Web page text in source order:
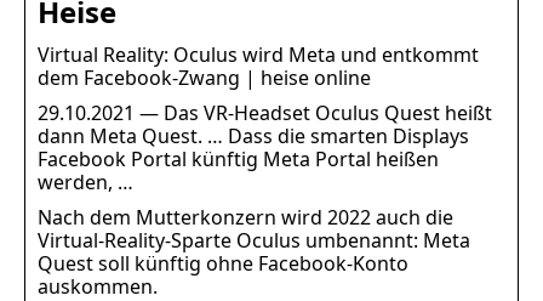
Heise
Virtual Reality: Oculus wird Meta und entkommt
dem Facebook-Zwang | heise online
29.10.2021 — Das VR-Headset Oculus Quest heißt
dann Meta Quest. … Dass die smarten Displays
Facebook Portal künftig Meta Portal heißen
werden, …
Nach dem Mutterkonzern wird 2022 auch die
Virtual-Reality-Sparte Oculus umbenannt: Meta
Quest soll künftig ohne Facebook-Konto
auskommen.